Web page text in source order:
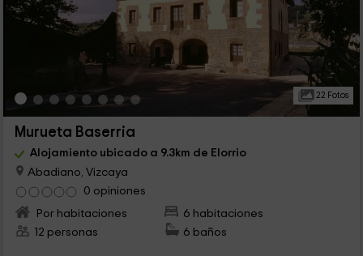
22 Fotos
Murueta Baserria
Alojamiento ubicado a 9.3km de Elorrio
Abadiano, Vizcaya
0 opiniones
Por habitaciones
6 habitaciones
12 personas
6 baños